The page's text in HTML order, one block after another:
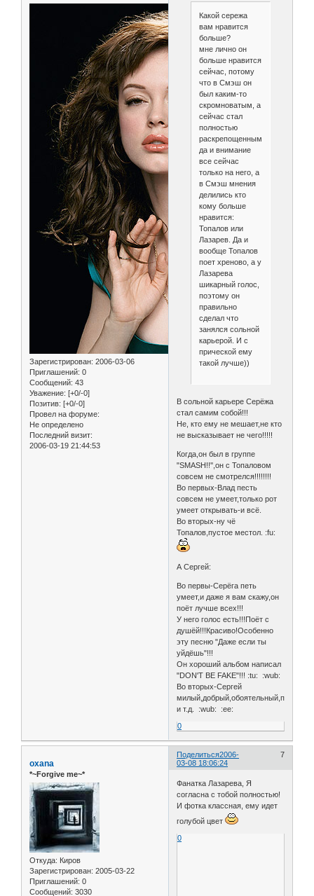
Зарегистрирован: 2006-03-06
Приглашений: 0
Сообщений: 43
Уважение: [+0/-0]
Позитив: [+0/-0]
Провел на форуме:
Не определено
Последний визит:
2006-03-19 21:44:53
Какой сережа
вам нравится
больше?
мне лично он
больше нравится
сейчас, потому
что в Смэш он
был каким-то
скромноватым, а
сейчас стал
полностью
раскрепощенным,
да и внимание
все сейчас
только на него, а
в Смэш мнения
делились кто
кому больше
нравится:
Топалов или
Лазарев. Да и
вообще Топалов
поет хреново, а у
Лазарева
шикарный голос,
поэтому он
правильно
сделал что
занялся сольной
карьерой. И с
прической ему
такой лучше))
В сольной карьере Серёжа
стал самим собой!!!
Не, кто ему не мешает,не кто
не высказывает не чего!!!!!
Когда,он был в группе
"SMASH!!'',он с Топаловом
совсем не смотрелся!!!!!!!!
Во первых-Влад песть
совсем не умеет,только рот
умеет открывать-и всё.
Во вторых-ну чё
Топалов,пустое местол. :fu:
А Сергей:
Во первы-Серёга петь
умеет,и даже я вам скажу,он
поёт лучше всех!!!
У него голос есть!!!Поёт с
душёй!!!Красиво!Особенно
эту песню "Даже если ты
уйдёшь"!!!
Он хороший альбом написал
"DON'T BE FAKE"!!! :tu: :wub:
Во вторых-Сергей
и т.д. :wub: :ee:
0
Поделиться 7
2006-
03-08 18:06:24
oxana
*~Forgive me~*
Откуда: Киров
Зарегистрирован: 2005-03-22
Приглашений: 0
Сообщений: 3030
Фанатка Лазарева, Я
согласна с тобой полностью!
И фотка классная, ему идет
голубой цвет
0